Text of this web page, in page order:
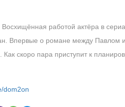
работой актёра в
Впервые о романе между Павлом и
скоро пара приступит к
dom2on